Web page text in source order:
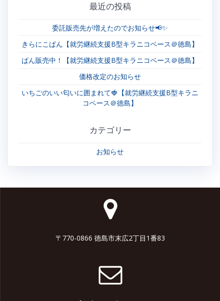
最近の投稿
委託販売先が増えたのでお知らせ📢✨
きらにこぱん【就労継続支援B型キラニコベース＠徳島】
ぱん販売中！【就労継続支援B型キラニコベース＠徳島】
価格改定のお知らせ
いちごのいい匂いに囲まれて🍓【就労継続支援B型キラニ
コベース＠徳島】
カテゴリー
お知らせ
〒770-0866 徳島市末広2丁目1番83